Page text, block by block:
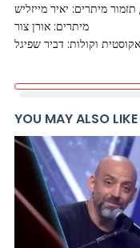
מיתרים: יאיר מייזליש
מיתרים: אורן צור
וקולות: דביר שפיגל
YOU MAY ALSO LIKE